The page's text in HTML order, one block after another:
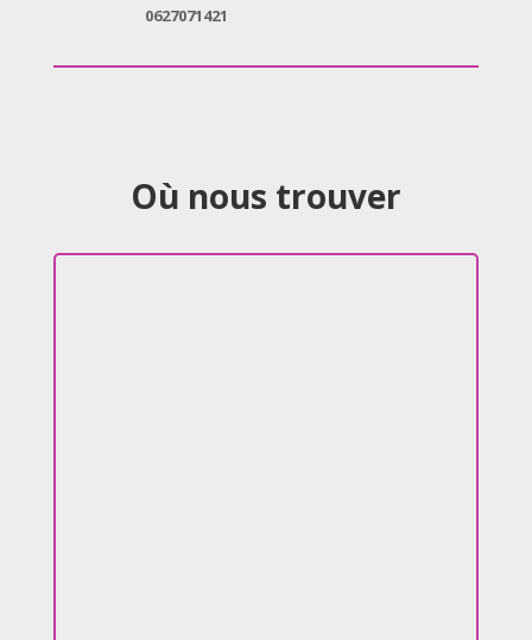
0627071421
Où nous trouver